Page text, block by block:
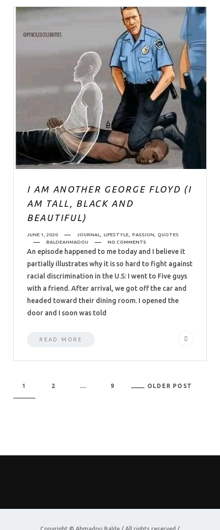
I AM ANOTHER GEORGE FLOYD (I
AM TALL, BLACK AND
BEAUTIFUL)
JUNE 1, 2020 JOURNAL, LIFESTYLE, PASSION, QUOTES
BALDEAHMADOU
NO COMMENTS
An episode happened to me today and I believe it
partially illustrates why it is so hard to fight against
racial discrimination in the U.S: I went to Five guys
with a friend. After arrival, we got off the car and
headed toward their dining room. I opened the
door and I soon was told
READ MORE
1 2 … 9 OLDER POST